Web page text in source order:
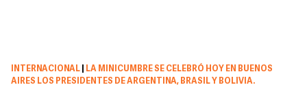
INTERNACIONAL
LA MINICUMBRE SE CELEBRÓ HOY EN BUENOS
AIRES LOS PRESIDENTES DE ARGENTINA, BRASIL Y BOLIVIA.